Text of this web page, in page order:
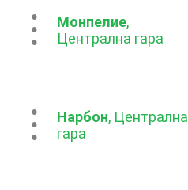
...Монпелие,
Централна гара
...Нарбон, Централна
гара